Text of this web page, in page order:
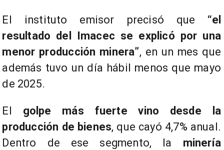
El instituto emisor precisó que “el
resultado del Imacec se explicó por una
menor producción minera”, en un mes que
además tuvo un día hábil menos que mayo
de 2025.
El golpe más fuerte vino desde la
producción de bienes, que cayó 4,7% anual.
Dentro de ese segmento, la minería